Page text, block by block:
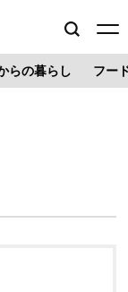
らの暮らし フー